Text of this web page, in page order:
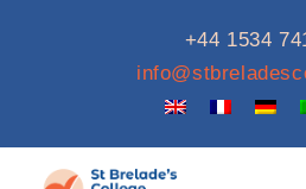
+44 1534